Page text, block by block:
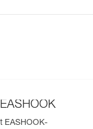
EASHOOK-